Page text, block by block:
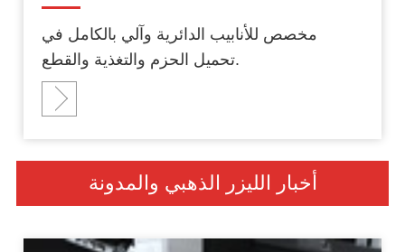
مخصص للأنابيب الدائرية وآلي بالكامل في
تحميل الحزم والتغذية والقطع.
أخبار الليزر الذهبي والمدونة